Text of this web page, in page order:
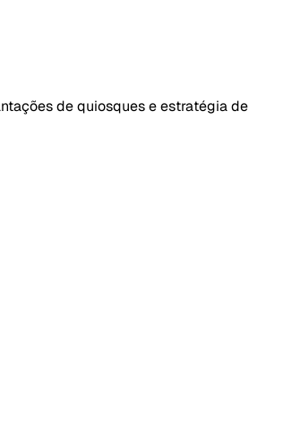
de quiosques e estratégia de